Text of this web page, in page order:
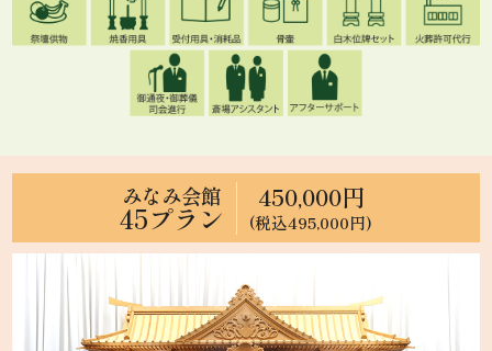
みなみ会館
45プラン
450,000円
(税込495,000円)